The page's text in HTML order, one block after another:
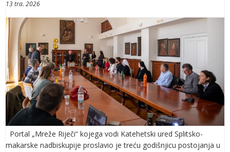
13 tra. 2026
Portal „Mreže Riječi“ kojega vodi Katehetski ured Splitsko-
makarske nadbiskupije proslavio je treću godišnjicu postojanja u